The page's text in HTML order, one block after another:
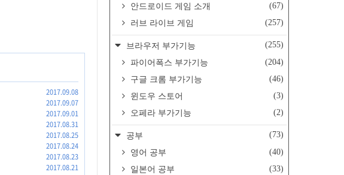
2017.09.08
2017.09.07
2017.09.01
2017.08.31
2017.08.25
2017.08.24
2017.08.23
2017.08.21
안드로이드 게임 소개
(67)
러브 라이브 게임
(257)
브라우저 부가기능
(255)
파이어폭스 부가기능
(204)
구글 크롬 부가기능
(46)
윈도우 스토어
(3)
오페라 부가기능
(2)
공부
(73)
영어 공부
(40)
일본어 공부
(33)